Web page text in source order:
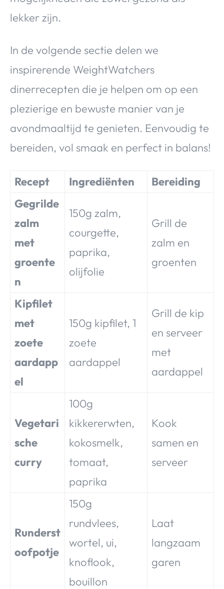
lekker zijn.
In de volgende sectie delen we
inspirerende WeightWatchers
dinerrecepten die je helpen om op een
plezierige en bewuste manier van je
avondmaaltijd te genieten. Eenvoudig te
bereiden, vol smaak en perfect in balans!
Recept Ingrediënten
Bereiding
Gegrilde
zalm
met
groente
n
150g zalm,
courgette,
paprika,
olijfolie
Grill de
zalm en
groenten
Kipfilet
met
zoete
aardapp
el
150g kipfilet, 1
zoete
aardappel
Grill de kip
en serveer
met
aardappel
Vegetari
sche
curry
100g
kikkererwten,
kokosmelk,
tomaat,
paprika
Kook
samen en
serveer
Runderst
oofpotje
150g
rundvlees,
wortel, ui,
knoflook,
bouillon
Laat
langzaam
garen